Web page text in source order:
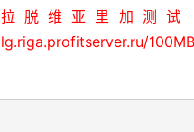
拉脱维亚里加测试
lg.riga.profitserver.ru/